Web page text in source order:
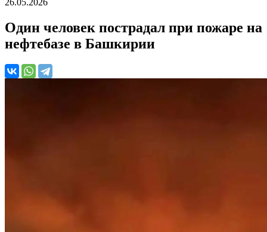
26.05.2026
Один человек пострадал при пожаре на
нефтебазе в Башкирии